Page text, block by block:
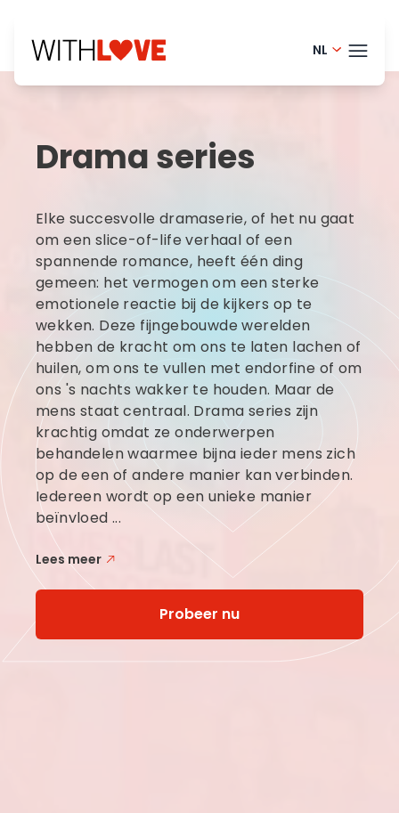
NL
Drama series
Elke succesvolle dramaserie, of het nu gaat
om een slice-of-life verhaal of een
spannende romance, heeft één ding
gemeen: het vermogen om een sterke
emotionele reactie bij de kijkers op te
wekken. Deze fijngebouwde werelden
hebben de kracht om ons te laten lachen of
huilen, om ons te vullen met endorfine of om
ons 's nachts wakker te houden. Maar de
mens staat centraal. Drama series zijn
krachtig omdat ze onderwerpen
behandelen waarmee bijna ieder mens zich
op de een of andere manier kan verbinden.
Iedereen wordt op een unieke manier
beïnvloed ...
Lees meer
Probeer nu